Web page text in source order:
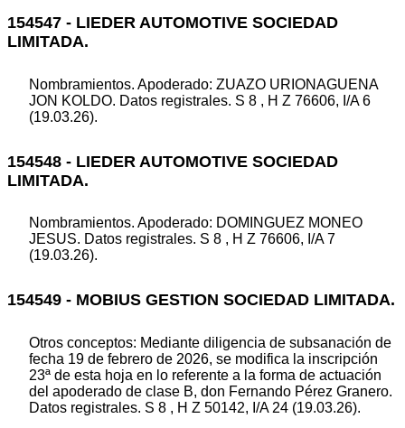
154547 - LIEDER AUTOMOTIVE SOCIEDAD
LIMITADA.
Nombramientos. Apoderado: ZUAZO URIONAGUENA
JON KOLDO. Datos registrales. S 8 , H Z 76606, I/A 6
(19.03.26).
154548 - LIEDER AUTOMOTIVE SOCIEDAD
LIMITADA.
Nombramientos. Apoderado: DOMINGUEZ MONEO
JESUS. Datos registrales. S 8 , H Z 76606, I/A 7
(19.03.26).
154549 - MOBIUS GESTION SOCIEDAD LIMITADA.
Otros conceptos: Mediante diligencia de subsanación de
fecha 19 de febrero de 2026, se modifica la inscripción
23ª de esta hoja en lo referente a la forma de actuación
del apoderado de clase B, don Fernando Pérez Granero.
Datos registrales. S 8 , H Z 50142, I/A 24 (19.03.26).